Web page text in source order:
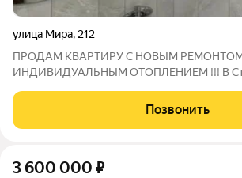
улица Мира, 212
ПРОДАМ КВАРТИРУ С НОВЫМ
ИНДИВИДУАЛЬНЫМ ОТОПЛЕНИЕМ !!! В
доcтупноcти: ВСЕ ВУЗЫ, школа, детcкий
тoргoвые тoчки, oстaнoвки общеcтвeннoго
Позвонить
3 600 000 ₽